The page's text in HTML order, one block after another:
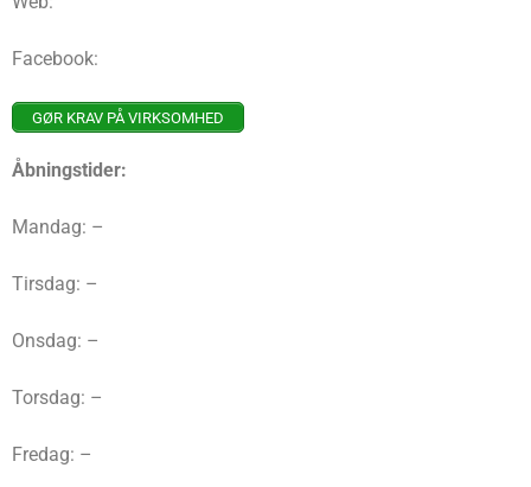
Facebook:
GØR KRAV PÅ VIRKSOMHED
Åbningstider:
Mandag: –
Tirsdag: –
Onsdag: –
Torsdag: –
Fredag: –